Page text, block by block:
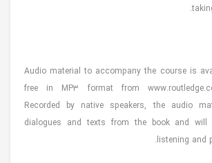
Audio material to accompany the course is
free in MP3 format from
Recorded by native speakers, the audio
dialogues and texts from the book and will
listening and